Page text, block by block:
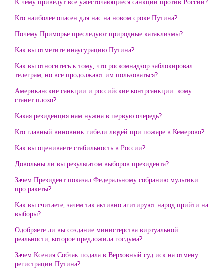
Кто наиболее опасен для нас на новом сроке Путина?
Почему Приморье преследуют природные катаклизмы?
Как вы отметите инаугурацию Путина?
Как вы относитесь к тому, что роскомнадзор заблокировал
телеграм, но все продолжают им пользоваться?
Американские санкции и российские контрсанкции: кому
станет плохо?
Какая резиденция нам нужна в первую очередь?
Кто главный виновник гибели людей при пожаре в Кемерово?
Как вы оцениваете стабильность в России?
Довольны ли вы результатом выборов президента?
Зачем Президент показал Федеральному собранию мультики
про ракеты?
Как вы считаете, зачем так активно агитируют народ прийти на
выборы?
Одобряете ли вы создание министерства виртуальной
реальности, которое предложила госдума?
Зачем Ксения Собчак подала в Верховный суд иск на отмену
регистрации Путина?